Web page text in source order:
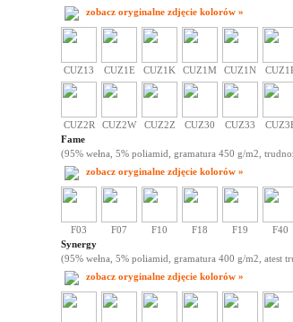
zobacz oryginalne zdjęcie kolorów »
CUZ13 CUZ1E CUZ1K CUZ1M CUZ1N
CUZ2R CUZ2W CUZ2Z CUZ30 CUZ33
Fame
(95% wełna, 5% poliamid, gramatura 450 g/m2,
zobacz oryginalne zdjęcie kolorów »
F03 F07 F10 F18 F19
F40
Synergy
(95% wełna, 5% poliamid, gramatura 400 g/m2, atest
zobacz oryginalne zdjęcie kolorów »